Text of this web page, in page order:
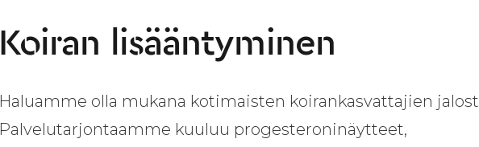
Koiran lisääntyminen
Haluamme olla mukana kotimaisten koirankasvattajien
Palvelutarjontaamme kuuluu progesteroninäytteet,